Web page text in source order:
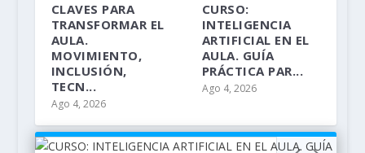
CLAVES PARA TRANSFORMAR EL AULA.
MOVIMIENTO, INCLU...
CURSO: INTELIGENCIA ARTIFICIAL EN EL
AULA. GUÍA PR...
CURSO: KIT DE BIENVENIDA CURSO 26_27
CURSOS DEL ÁREA DE PLURILINGÜÍSMO.
DIRECCIÓN GENER...
INFORME: INFANCIA, ADOLESCENCIA Y
BIENESTAR DIGITA...
INSTRUCCIONES: USO DE LOS SISTEMAS
DIGITALES INTER...
ATRÉVETE: FUNDACIÓN DEL CEP TENERIFE
SUR. ANTONIO ...
EVALUACIÓN INSTITUCIONAL:
INSTRUCCIONES PARA REGUL...
30 DE JUNIO. GRACIAS POR SU TRABAJO.
CONVOCATORIA: Premios a Planes de
Lectura en el ám...
ATRÉVETE: Amiga, date cuenta. Gema
Ruíz Naranjo. I...
Protocolo General de Actuación entre la
Consejerí...
Elecciones de los Consejos de los CER
EVAGD: PLANIFICACIÓN FINAL DEL CURSO
25_26
ATRÉVETE: GRUPO DE TRABAJO AICLE.
CON CORINA ABREU...
I CURSO DE VERANO: INTELIGENCIA
ARTIFICIAL EN EL ...
Concurso Nacional: Una Constitución
para todos
IGUALDAD: Familias que conectan
II ENCUENTRO COSMOLAB: INICIACIÓN A
LA ASTROFOTOGR...
ABIERTA LA CONVOCATORIA DE LOS
PREMIOS ALIANZA STE...
ESERO Summer Camp 2026: formación
intensiva sobre ...
ATRÉVETE: JUEGA Y PROGRATEA. JASMIN
GONZÁLEZ. CEIP...
ATRÉVETE: CREACIÓN DE ACTIVIDADES
INTERACTIVAS CON...
IGUALDAD: EducanPodcast Canarias:
Saberes que insp...
PLAN EVALÚA: ORIENTACIONES PARA
CUMPLIMENTAR EL IN...
CLAVES PARA
TRANSFORMAR EL
AULA.
MOVIMIENTO,
INCLUSIÓN,
TECN...
Ago 4, 2026
CURSO:
INTELIGENCIA
ARTIFICIAL EN EL
AULA. GUÍA
PRÁCTICA PAR...
Ago 4, 2026